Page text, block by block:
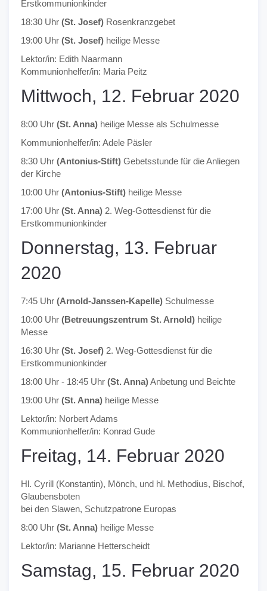
Erstkommunionkinder
18:30 Uhr (St. Josef) Rosenkranzgebet
19:00 Uhr (St. Josef) heilige Messe
Lektor/in: Edith Naarmann
Kommunionhelfer/in: Maria Peitz
Mittwoch, 12. Februar 2020
8:00 Uhr (St. Anna) heilige Messe als Schulmesse
Kommunionhelfer/in: Adele Päsler
8:30 Uhr (Antonius-Stift) Gebetsstunde für die Anliegen
der Kirche
10:00 Uhr (Antonius-Stift) heilige Messe
17:00 Uhr (St. Anna) 2. Weg-Gottesdienst für die
Erstkommunionkinder
Donnerstag, 13. Februar
2020
7:45 Uhr (Arnold-Janssen-Kapelle) Schulmesse
10:00 Uhr (Betreuungszentrum St. Arnold) heilige
Messe
16:30 Uhr (St. Josef) 2. Weg-Gottesdienst für die
Erstkommunionkinder
18:00 Uhr - 18:45 Uhr (St. Anna)Anbetung und Beichte
19:00 Uhr (St. Anna) heilige Messe
Lektor/in: Norbert Adams
Kommunionhelfer/in: Konrad Gude
Freitag, 14. Februar 2020
Hl. Cyrill (Konstantin), Mönch, und hl. Methodius, Bischof,
Glaubensboten
bei den Slawen, Schutzpatrone Europas
8:00 Uhr (St. Anna) heilige Messe
Lektor/in: Marianne Hetterscheidt
Samstag, 15. Februar 2020